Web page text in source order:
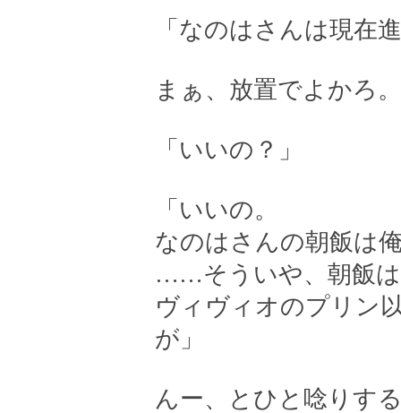
「なのはさんは現在
まぁ、放置でよかろ。
「いいの？」
「いいの。
なのはさんの朝飯は
……そういや、朝飯
ヴィヴィオのプリン
が」
んー、とひと唸りす